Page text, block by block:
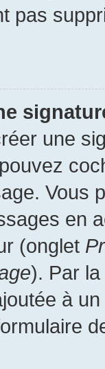
pas
une
Vous
en
(onglet
). Par
à